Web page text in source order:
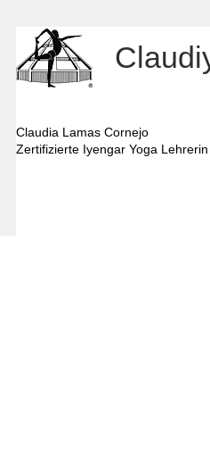
Claudia Lamas Cornejo
Zertifizierte Iyengar Yoga